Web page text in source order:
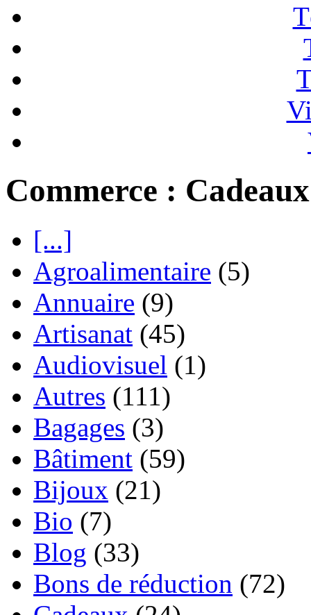
Commerce : Cadeaux
[...]
Agroalimentaire (5)
Annuaire (9)
Artisanat (45)
Audiovisuel (1)
Autres (111)
Bagages (3)
Bâtiment (59)
Bijoux (21)
Bio (7)
Blog (33)
Bons de réduction (72)